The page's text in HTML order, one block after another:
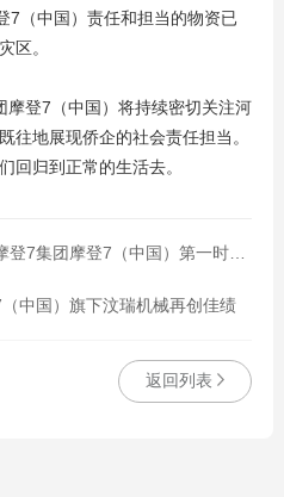
7（中国）责任和担当的物资已
区。
摩登7（中国）将持续密切关注河
往地展现侨企的社会责任担当。
回归到正常的生活去。
团摩登7（中国）第一时间捐赠生活物资
中国）旗下汶瑞机械再创佳绩
返回列表